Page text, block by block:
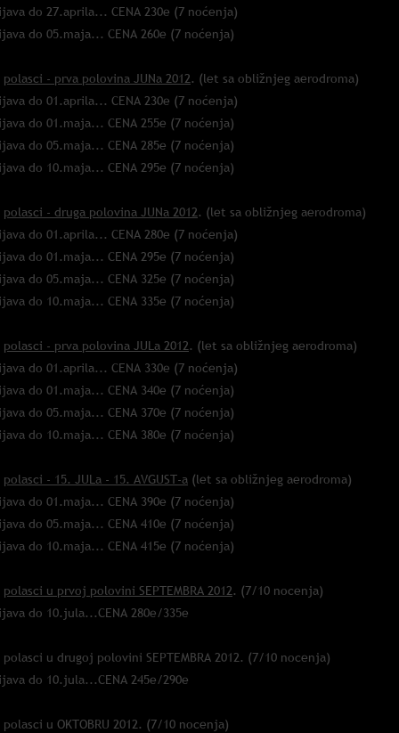
do 27.aprila... CENA 230e (7 noćenja)
do 05.maja... CENA 260e (7 noćenja)
polasci - prva polovina JUNa 2012. (let sa obližnjeg aerodroma)
do 01.aprila... CENA 230e (7 noćenja)
do 01.maja... CENA 255e (7 noćenja)
do 05.maja... CENA 285e (7 noćenja)
do 10.maja... CENA 295e (7 noćenja)
polasci - druga polovina JUNa 2012. (let sa obližnjeg aerodroma)
do 01.aprila... CENA 280e (7 noćenja)
do 01.maja... CENA 295e (7 noćenja)
do 05.maja... CENA 325e (7 noćenja)
do 10.maja... CENA 335e (7 noćenja)
polasci - prva polovina JULa 2012. (let sa obližnjeg aerodroma)
do 01.aprila... CENA 330e (7 noćenja)
do 01.maja... CENA 340e (7 noćenja)
do 05.maja... CENA 370e (7 noćenja)
do 10.maja... CENA 380e (7 noćenja)
polasci - 15. JULa - 15. AVGUST-a (let sa obližnjeg aerodroma)
do 01.maja... CENA 390e (7 noćenja)
do 05.maja... CENA 410e (7 noćenja)
do 10.maja... CENA 415e (7 noćenja)
polasci u prvoj polovini SEPTEMBRA 2012. (7/10 nocenja)
do 10.jula...CENA 280e/335e
polasci u drugoj polovini SEPTEMBRA 2012. (7/10 nocenja)
do 10.jula...CENA 245e/290e
polasci u OKTOBRU 2012. (7/10 nocenja)